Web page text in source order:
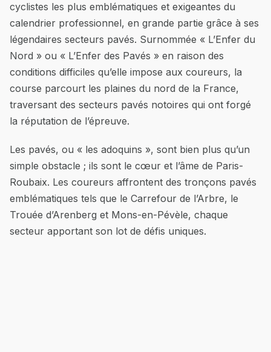
cyclistes les plus emblématiques et exigeantes du
calendrier professionnel, en grande partie grâce à ses
légendaires secteurs pavés. Surnommée « L’Enfer du
Nord » ou « L’Enfer des Pavés » en raison des
conditions difficiles qu’elle impose aux coureurs, la
course parcourt les plaines du nord de la France,
traversant des secteurs pavés notoires qui ont forgé
la réputation de l’épreuve.
Les pavés, ou « les adoquins », sont bien plus qu’un
simple obstacle ; ils sont le cœur et l’âme de Paris-
Roubaix. Les coureurs affrontent des tronçons pavés
emblématiques tels que le Carrefour de l’Arbre, le
Trouée d’Arenberg et Mons-en-Pévèle, chaque
secteur apportant son lot de défis uniques.